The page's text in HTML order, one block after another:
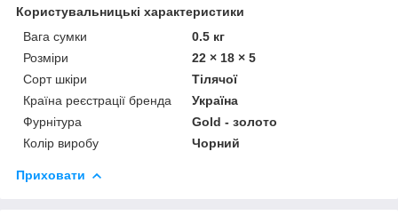
Користувальницькі характеристики
Вага сумки
0.5 кг
Розміри
22 × 18 × 5
Сорт шкіри
Тілячої
Країна реєстрації бренда
Україна
Фурнітура
Gold - золото
Колір виробу
Чорний
Приховати